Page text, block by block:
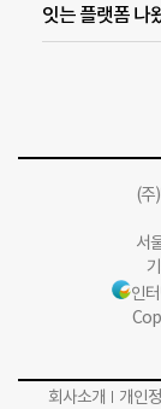
잇는 플랫폼 나
(주
서
인
회사소개 개인